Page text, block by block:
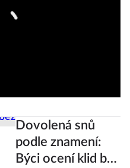
Dovolená snů
podle znamení:
Býci ocení klid bez